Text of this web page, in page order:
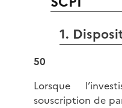
1.
50
Lorsque
souscription de